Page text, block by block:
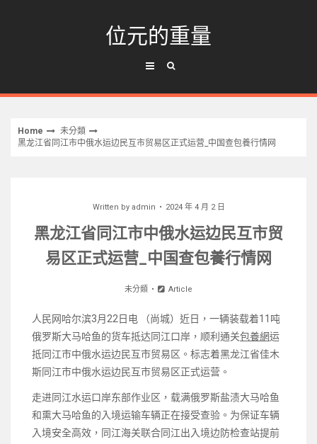
位元的重量
Home
未分類
黑龙江省同江市中俄水运边民互市贸易区正式运营_中国查包養行情网
Written by admin 2024 年 4 月 2 日
黑龙江省同江市中俄水运边民互市贸
易区正式运营_中国查包養行情网
未分類 Article
人民网哈尔滨3月22日电 （尚城）近日，一辆装载着11吨
俄罗斯大马哈鱼的货车抵达同江口岸，顺利通关包養網运
抵同江市中俄水运边民互市贸易区。标志着黑龙江省佳木
斯同江市中俄水运边民互市贸易区正式运营。
走进同江水运口岸东部作业区，载满俄罗斯盐渍大马哈鱼
和熏大马哈鱼的入境运输车辆正在接受查验。为保证车辆
入境安全高效，同江海关联合同江出入境边防检查站提前